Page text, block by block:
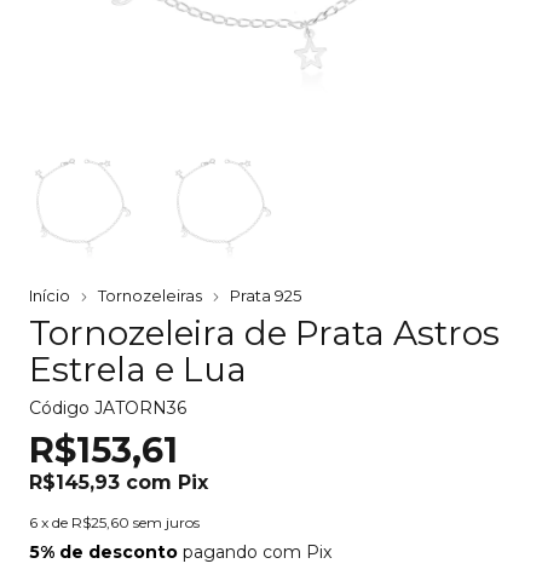
Início Tornozeleiras Prata 925
Tornozeleira de Prata Astros
Estrela e Lua
Código JATORN36
R$153,61
R$145,93 com Pix
6 x de R$25,60 sem juros
5% de desconto pagando com Pix